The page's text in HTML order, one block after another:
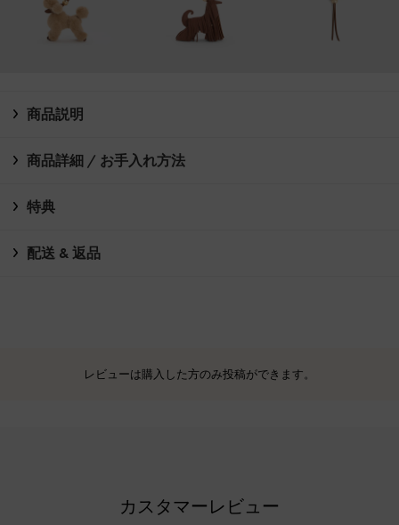
商品説明
商品詳細 / お手入れ方法
特典
配送 & 返品
レビューは購入した方のみ投稿ができます。
カスタマーレビュー